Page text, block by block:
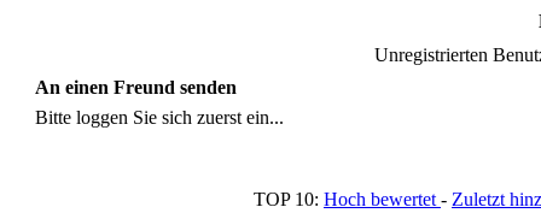
Unregistrierten
An einen Freund senden
Bitte loggen Sie sich zuerst ein...
TOP 10: Hoch bewertet - Zuletzt